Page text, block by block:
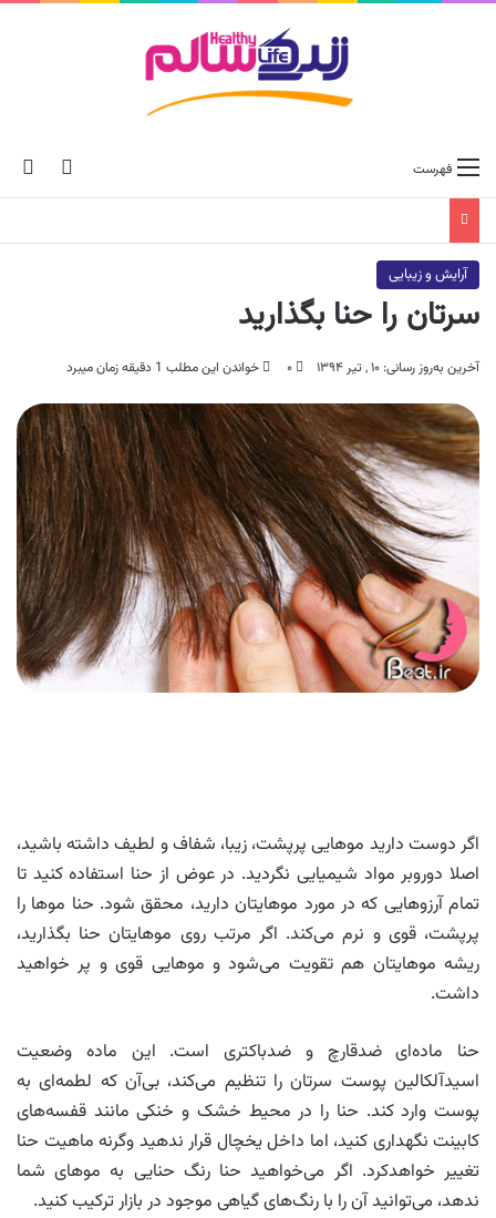
skin فهرست
آرایش و زیبایی
سرتان را حنا بگذارید
آخرین به‌روز رسانی: ۱۰ , تیر ۱۳۹۴ ۰ خواندن این مطلب 1 دقیقه زمان میبرد
اگر دوست دارید موهایی پرپشت، زیبا، شفاف و لطیف داشته باشید،‌
اصلا دوروبر مواد شیمیایی نگردید. در عوض از حنا استفاده کنید تا
تمام آرزوهایی که در مورد موهایتان دارید، محقق شود. حنا موها را
پرپشت، قوی و نرم می‌کند. اگر مرتب روی موهایتان حنا بگذارید،
ریشه موهایتان هم تقویت می‌شود و موهایی قوی و پر خواهید
داشت.
حنا ماده‌ای ضدقارچ و ضدباکتری است. این ماده وضعیت
اسیدآلکالین پوست سرتان را تنظیم می‌کند، بی‌آن که لطمه‌ای به
پوست وارد کند. حنا را در محیط خشک و خنکی مانند قفسه‌های
کابینت نگهداری کنید، اما داخل یخچال قرار ندهید وگرنه ماهیت حنا
تغییر خواهدکرد. اگر می‌خواهید حنا رنگ حنایی به موهای شما
ندهد، می‌توانید آن را با رنگ‌های گیاهی موجود در بازار ترکیب کنید.